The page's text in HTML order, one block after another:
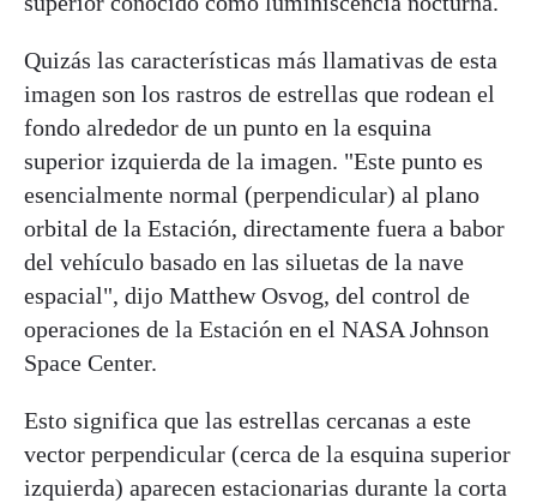
Quizás las características más llamativas de esta
imagen son los rastros de estrellas que rodean el
fondo alrededor de un punto en la esquina
superior izquierda de la imagen. "Este punto es
esencialmente normal (perpendicular) al plano
orbital de la Estación, directamente fuera a babor
del vehículo basado en las siluetas de la nave
espacial", dijo Matthew Osvog, del control de
operaciones de la Estación en el NASA Johnson
Space Center.
Esto significa que las estrellas cercanas a este
vector perpendicular (cerca de la esquina superior
izquierda) aparecen estacionarias durante la corta